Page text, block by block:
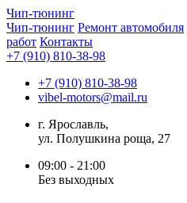
Чип-тюнинг
Чип-тюнинг Ремонт автомобиля
работ Контакты
+7 (910) 810-38-98
+7 (910) 810-38-98
vibel-motors@mail.ru
г. Ярославль,
ул. Полушкина роща, 27
09:00 - 21:00
Без выходных